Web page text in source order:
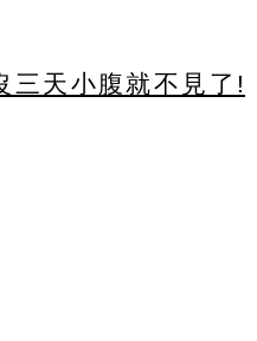
三天小腹就不見了!